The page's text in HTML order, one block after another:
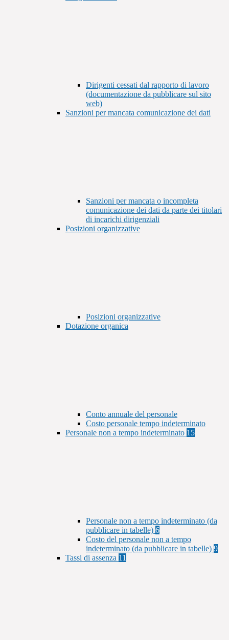
Dirigenti cessati dal rapporto di lavoro
(documentazione da pubblicare sul sito
web)
Sanzioni per mancata comunicazione dei dati
Sanzioni per mancata o incompleta
comunicazione dei dati da parte dei titolari
di incarichi dirigenziali
Posizioni organizzative
Posizioni organizzative
Dotazione organica
Conto annuale del personale
Costo personale tempo indeterminato
Personale non a tempo indeterminato 15
Personale non a tempo indeterminato (da
pubblicare in tabelle) 6
Costo del personale non a tempo
indeterminato (da pubblicare in tabelle) 9
Tassi di assenza 11